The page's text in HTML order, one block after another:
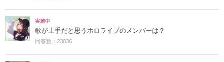
実施中
歌が上手だと思うホロライブのメンバーは？
回答数：23836